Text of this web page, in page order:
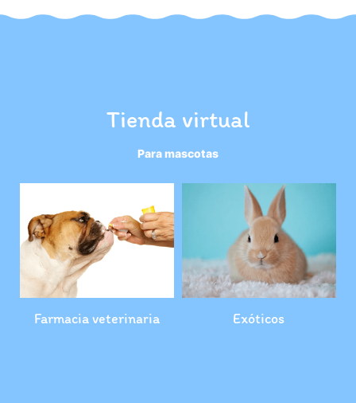
Tienda virtual
Para mascotas
Farmacia veterinaria Exóticos